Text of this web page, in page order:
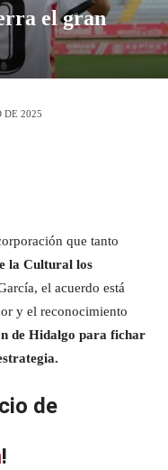
el gran
DE 2025
que tanto
la Cultural los
el acuerdo está
y el reconocimiento
de Hidalgo para fichar
de
!